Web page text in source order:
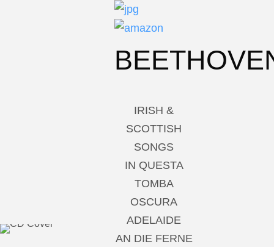
IRISH &
SCOTTISH
SONGS
IN QUESTA
TOMBA
OSCURA
ADELAIDE
AN DIE FERNE